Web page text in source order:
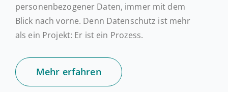
personenbezogener Daten, immer mit dem
Blick nach vorne. Denn Datenschutz ist mehr
als ein Projekt: Er ist ein Prozess.
Mehr er­fah­ren